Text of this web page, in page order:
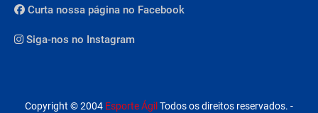
Curta nossa página no Facebook
Siga-nos no Instagram
Copyright © 2004 Esporte ÁgilTodos os direitos reservados. -